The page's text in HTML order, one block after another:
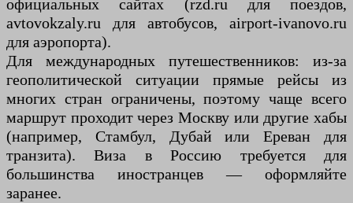
официальных сайтах (rzd.ru для поездов,
avtovokzaly.ru для автобусов, airport-ivanovo.ru
для аэропорта).
Для международных путешественников: из-за
геополитической ситуации прямые рейсы из
многих стран ограничены, поэтому чаще всего
маршрут проходит через Москву или другие хабы
(например, Стамбул, Дубай или Ереван для
транзита). Виза в Россию требуется для
большинства иностранцев — оформляйте
заранее.